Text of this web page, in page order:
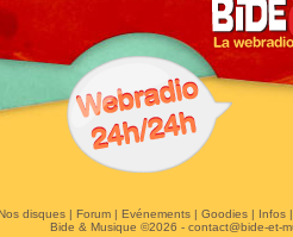
disques| Forum| Evénements| Goodies| Infos
Bide & Musique ©2026 - contact@bide-et-